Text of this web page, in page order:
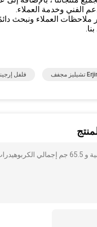
الفني وخدمة العملاء.
العملاء ونبحث
فلفل
أنا مهتم بذلك فلفل إرجينجتياو جاف بدون